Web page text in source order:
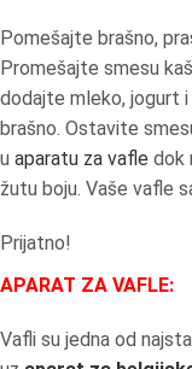
Pomešajte brašno,
Promešajte smesu
dodajte mleko, jogurt
brašno. Ostavite
u aparatu za vafle dok
žutu boju. Vaše vafle
Prijatno!
APARAT ZA VAFLE:
Vafli su jedna od